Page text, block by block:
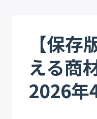
【保
える商
2026年